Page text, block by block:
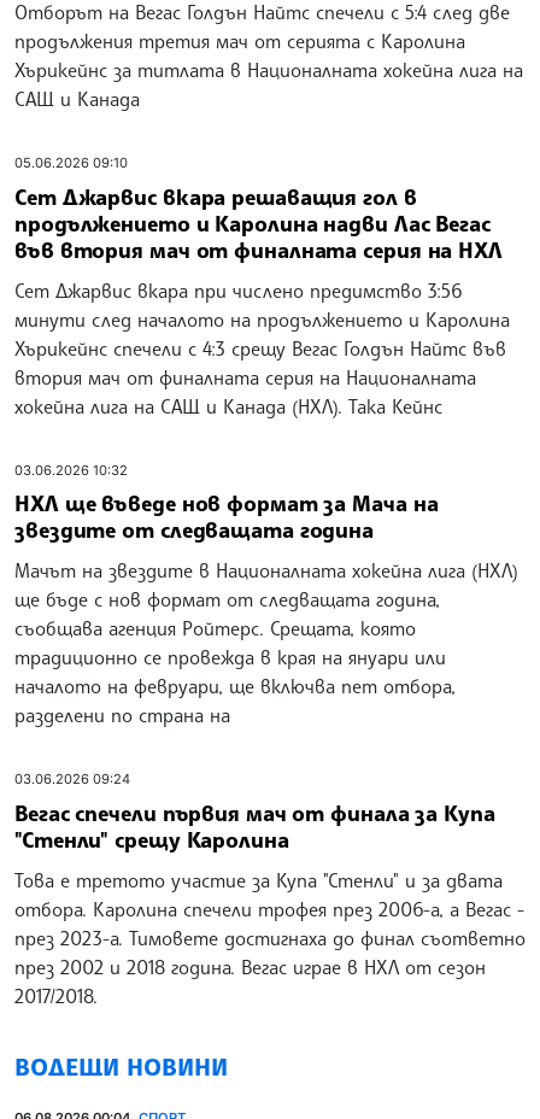
Отборът на Вегас Голдън Найтс спечели с 5:4 след две
продължения третия мач от серията с Каролина
Хърикейнс за титлата в Националната хокейна лига на
САЩ и Канада
05.06.2026 09:10
Сет Джарвис вкара решаващия гол в
продължението и Каролина надви Лас Вегас
във втория мач от финалната серия на НХЛ
Сет Джарвис вкара при числено предимство 3:56
минути след началото на продължението и Каролина
Хърикейнс спечели с 4:3 срещу Вегас Голдън Найтс във
втория мач от финалната серия на Националната
хокейна лига на САЩ и Канада (НХЛ). Така Кейнс
03.06.2026 10:32
НХЛ ще въведе нов формат за Мача на
звездите от следващата година
Мачът на звездите в Националната хокейна лига (НХЛ)
ще бъде с нов формат от следващата година,
съобщава агенция Ройтерс. Срещата, която
традиционно се провежда в края на януари или
началото на февруари, ще включва пет отбора,
разделени по страна на
03.06.2026 09:24
Вегас спечели първия мач от финала за Купа
"Стенли" срещу Каролина
Това е третото участие за Купа "Стенли" и за двата
отбора. Каролина спечели трофея през 2006-а, а Вегас -
през 2023-а. Тимовете достигнаха до финал съответно
през 2002 и 2018 година. Вегас играе в НХЛ от сезон
2017/2018.
ВОДЕЩИ НОВИНИ